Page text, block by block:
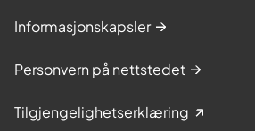
Informasjonskapsler
Personvern på nettstedet
Tilgjengelighetserklæring